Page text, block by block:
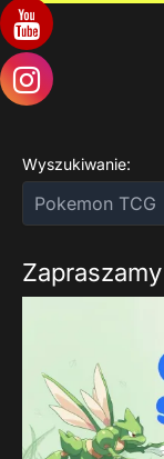
Wyszukiwanie: